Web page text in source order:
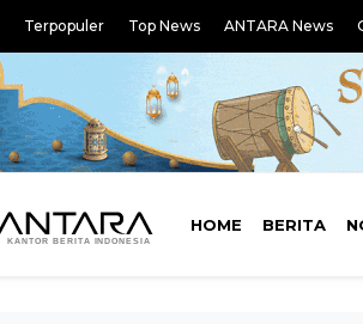
Terpopuler Top News ANTARA News
HOME BERITA